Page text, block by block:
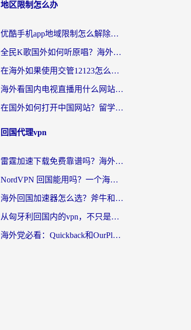
地区限制怎么办
优酷手机app地域限制怎么解除？海外党亲测有效的追剧方案
全民K歌国外如何听原唱？海外党亲测有效的回国加速器选择指南
在海外如果使用交管12123怎么处理？留学生亲测有效的回国加速方案
海外看国内电视直播用什么网站比较好？一篇解决你所有追剧难题的实用指南
在国外如何打开中国网站？留学生与海外华人的无缝访问指南
回国代理vpn
雷霆加速下载免费靠谱吗？海外党选回国加速器的避坑指南（附热门工具对比）
NordVPN 回国能用吗？一个海外用户必须面对的真实困境
海外回国加速器怎么选？斧牛和海龟哪个好？一篇帮你避开坑的实用指南
从匈牙利回国内的vpn，不只是为了刷剧那么简单
海外党必看：Quickback和OurPlay好用吗？3分钟选对回国加速器，无缝刷剧玩游戏